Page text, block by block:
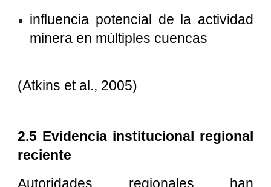
influencia potencial de la actividad
minera en múltiples cuencas
(Atkins et al., 2005)
2.5 Evidencia institucional regional
reciente
Autoridades regionales han